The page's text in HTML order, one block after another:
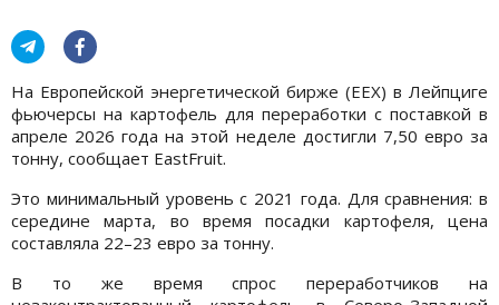
На Европейской энергетической бирже (EEX) в Лейпциге
фьючерсы на картофель для переработки с поставкой в
апреле 2026 года на этой неделе достигли 7,50 евро за
тонну, сообщает EastFruit.
Это минимальный уровень с 2021 года. Для сравнения: в
середине марта, во время посадки картофеля, цена
составляла 22–23 евро за тонну.
В то же время спрос переработчиков на